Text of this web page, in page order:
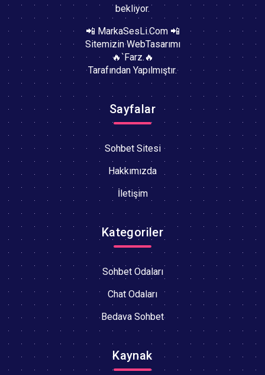
bekliyor.
📲 MarkaSesLi.Com 📲
Sitemizin WebTasarımı
🔥`Farz.🔥
Tarafından Yapılmıştır.
Sayfalar
Sohbet Sitesi
Hakkımızda
İletişim
Kategoriler
Sohbet Odaları
Chat Odaları
Bedava Sohbet
Kaynak